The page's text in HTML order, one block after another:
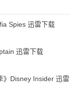
Spies 迅雷下载
迅雷下载
》Disney Insider 迅雷